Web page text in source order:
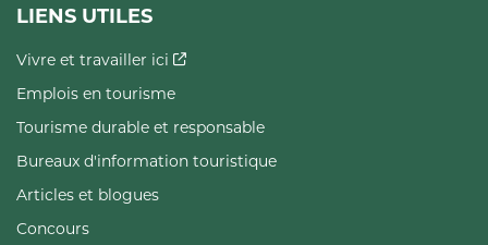
LIENS UTILES
Vivre et travailler ici
Emplois en tourisme
Tourisme durable et responsable
Bureaux d'information touristique
Articles et blogues
Concours